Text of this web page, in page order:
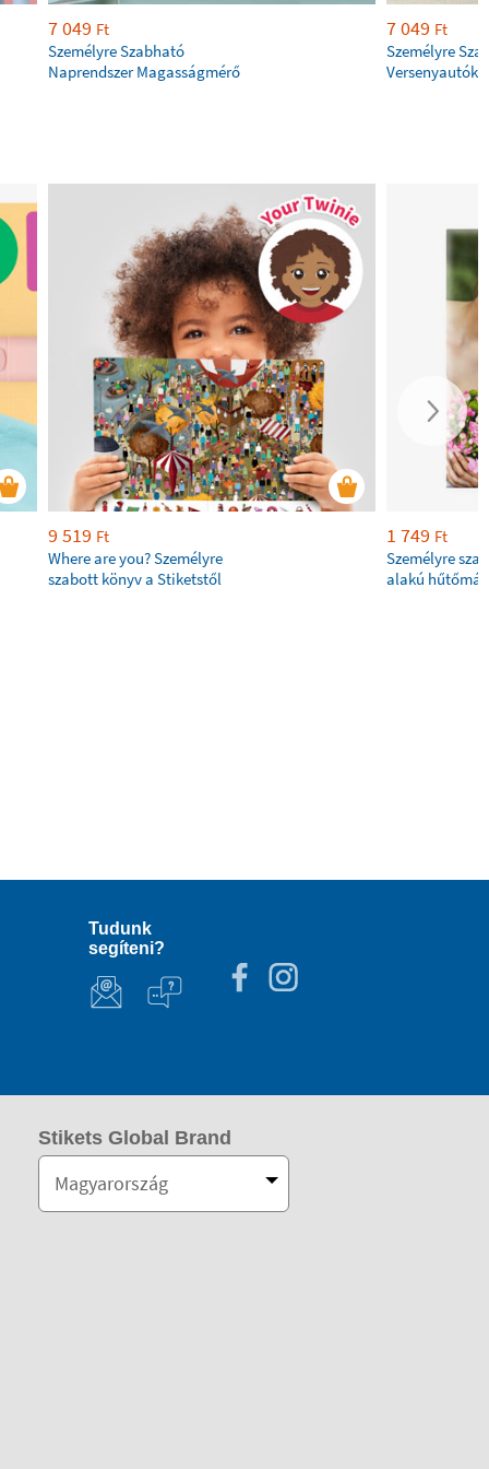
7 049 Ft
Személyre Szabható
Naprendszer Magasságmérő
7 049 Ft
Személyre
Versenyautók
9 519 Ft
Where are you? Személyre
szabott könyv a Stiketstől
1 749 Ft
Személyre
alakú
Tudunk
segíteni?
Stikets Global Brand
Magyarország